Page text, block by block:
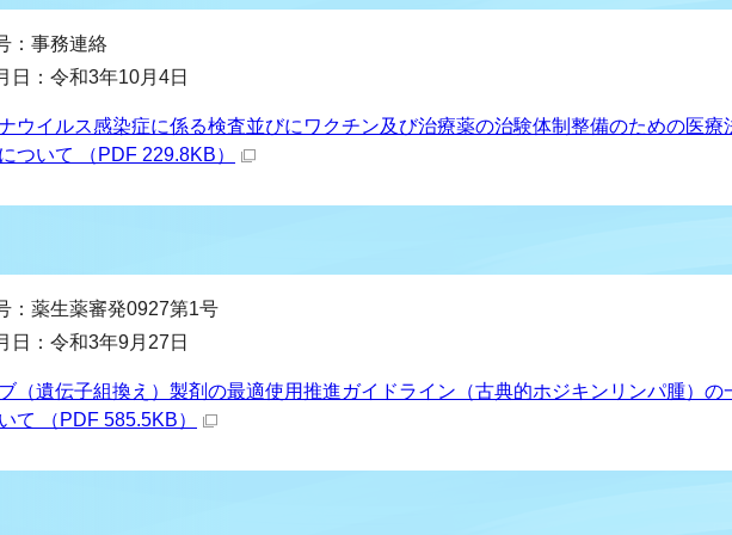
：事務連絡
日：令和3年10月4日
ウイルス感染症に係る検査並びにワクチン及び治療薬の治験体制整備のための医療
ついて （PDF 229.8KB）
：薬生薬審発0927第1号
日：令和3年9月27日
（遺伝子組換え）製剤の最適使用推進ガイドライン（古典的ホジキンリンパ腫）の
て （PDF 585.5KB）